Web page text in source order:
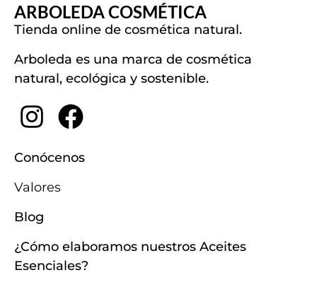
ARBOLEDA COSMÉTICA
Tienda online de cosmética natural.
Arboleda es una marca de cosmética
natural, ecológica y sostenible.
Conócenos
Valores
Blog
¿Cómo elaboramos nuestros Aceites
Esenciales?